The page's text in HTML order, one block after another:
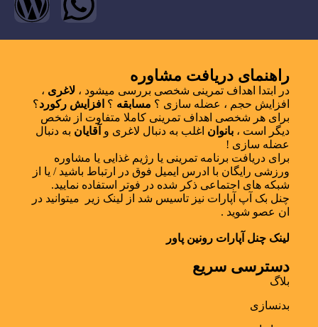
راهنمای دریافت مشاوره
در ابتدا اهداف تمرینی شخصی بررسی میشود ، لاغری ،
افزایش حجم ، عضله سازی ؟ مسابقه ؟ افزایش رکورد؟
برای هر شخصی اهداف تمرینی کاملا متفاوت از شخص
دیگر است ، بانوان اغلب به دنبال لاغری و آقایان به دنبال
عضله سازی !
برای دریافت برنامه تمرینی یا رژیم غذایی یا مشاوره
ورزشی رایگان با ادرس ایمیل فوق در ارتباط باشید / یا از
شبکه های اجتماعی ذکر شده در فوتر استفاده نمایید.
چنل بک آپ آپارات نیز تاسیس شد از لینک زیر میتوانید در
ان عصو شوید .
لینک چنل آپارات رونین پاور
دسترسی سریع
بلاگ
بدنسازی